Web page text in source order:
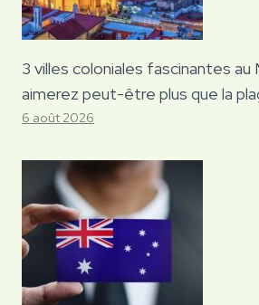
3 villes coloniales fascinantes au
aimerez peut-être plus que la
6 août 2026